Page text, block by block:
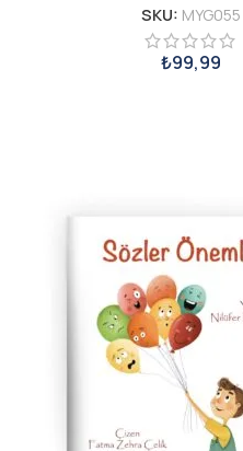
SKU: MYG055
₺99,99